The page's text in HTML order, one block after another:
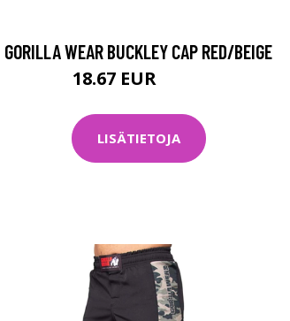
GORILLA WEAR BUCKLEY CAP RED/BEIGE
18.67 EUR
LISÄTIETOJA